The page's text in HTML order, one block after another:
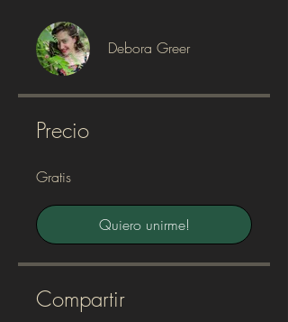
Debora Greer
Precio
Gratis
Quiero unirme!
Compartir